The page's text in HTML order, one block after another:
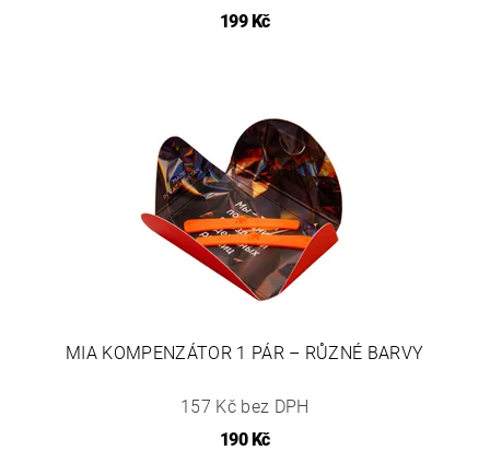
199 Kč
MIA KOMPENZÁTOR 1 PÁR – RŮZNÉ BARVY
157 Kč bez DPH
190 Kč